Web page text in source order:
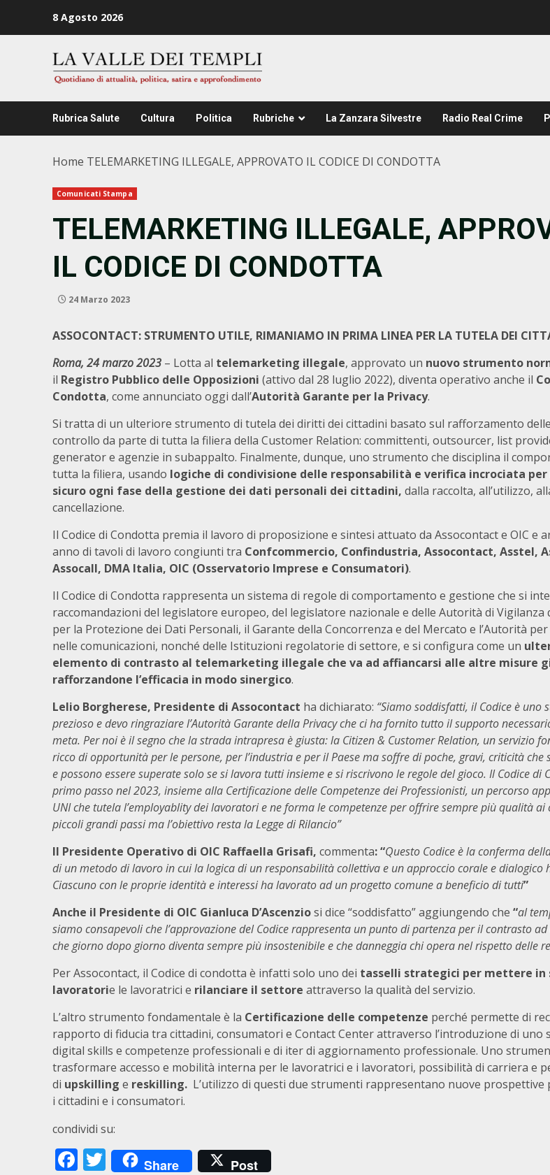
8 Agosto 2026
Rubrica Salute Cultura Politica Rubriche La Zanzara Silvestre Radio Real Crime
Home TELEMARKETING ILLEGALE, APPROVATO IL CODICE DI CONDOTTA
Comunicati Stampa
TELEMARKETING ILLEGALE,
IL CODICE DI CONDOTTA
24 Marzo 2023
ASSOCONTACT: STRUMENTO UTILE, RIMANIAMO IN PRIMA LINEA PER LA TUTELA DEI
Roma, 24 marzo 2023 – Lotta al telemarketing illegale, approvato un nuovo strumento
il Registro Pubblico delle Opposizioni (attivo dal 28 luglio 2022), diventa operativo anche il
Condotta, come annunciato oggi dall’Autorità Garante per la Privacy.
Si tratta di un ulteriore strumento di tutela dei diritti dei cittadini basato sul rafforzamento
controllo da parte di tutta la filiera della Customer Relation: committenti, outsourcer, list
generator e agenzie in subappalto. Finalmente, dunque, uno strumento che disciplina il
tutta la filiera, usando logiche di condivisione delle responsabilità e verifica incrociata
sicuro ogni fase della gestione dei dati personali dei cittadini, dalla raccolta, all’utilizzo,
cancellazione.
Il Codice di Condotta premia il lavoro di proposizione e sintesi attuato da Assocontact e OIC e
anno di tavoli di lavoro congiunti tra Confcommercio, Confindustria, Assocontact, Asstel,
Assocall, DMA Italia, OIC (Osservatorio Imprese e Consumatori).
Il Codice di Condotta rappresenta un sistema di regole di comportamento e gestione che si
raccomandazioni del legislatore europeo, del legislatore nazionale e delle Autorità di Vigilanza
per la Protezione dei Dati Personali, il Garante della Concorrenza e del Mercato e l’Autorità
nelle comunicazioni, nonché delle Istituzioni regolatorie di settore, e si configura come un
elemento di contrasto al telemarketing illegale che va ad affiancarsi alle altre misure
rafforzandone l’efficacia in modo sinergico.
Lelio Borgherese, Presidente di Assocontact ha dichiarato: “Siamo soddisfatti, il Codice è uno
prezioso e devo ringraziare l’Autorità Garante della Privacy che ci ha fornito tutto il supporto
meta. Per noi è il segno che la strada intrapresa è giusta: la Citizen & Customer Relation, un servizio
ricco di opportunità per le persone, per l’industria e per il Paese ma soffre di poche, gravi, criticità
e possono essere superate solo se si lavora tutti insieme e si riscrivono le regole del gioco. Il Codice di
primo passo nel 2023, insieme alla Certificazione delle Competenze dei Professionisti, un percorso
UNI che tutela l’employablity dei lavoratori e ne forma le competenze per offrire sempre più qualità
piccoli grandi passi ma l’obiettivo resta la Legge di Rilancio”
Il Presidente Operativo di OIC Raffaella Grisafi, commenta: “Questo Codice è la conferma
di un metodo di lavoro in cui la logica di un responsabilità collettiva e un approccio corale e dialogico
Ciascuno con le proprie identità e interessi ha lavorato ad un progetto comune a beneficio di tutti”
Anche il Presidente di OIC Gianluca D’Ascenziosi dice “soddisfatto” aggiungendo che “al
siamo consapevoli che l’approvazione del Codice rappresenta un punto di partenza per il contrasto
che giorno dopo giorno diventa sempre più insostenibile e che danneggia chi opera nel rispetto delle
Per Assocontact, il Codice di condotta è infatti solo uno dei tasselli strategici per mettere in
lavoratorie le lavoratrici e rilanciare il settore attraverso la qualità del servizio.
L’altro strumento fondamentale è la Certificazione delle competenze perché permette di
rapporto di fiducia tra cittadini, consumatori e Contact Center attraverso l’introduzione di uno
digital skills e competenze professionali e di iter di aggiornamento professionale. Uno
trasformare accesso e mobilità interna per le lavoratrici e i lavoratori, possibilità di carriera e
di upskilling e reskilling. L’utilizzo di questi due strumenti rappresentano nuove prospettive
i cittadini e i consumatori.
condividi su:
Facebook
Twitter
Share Post